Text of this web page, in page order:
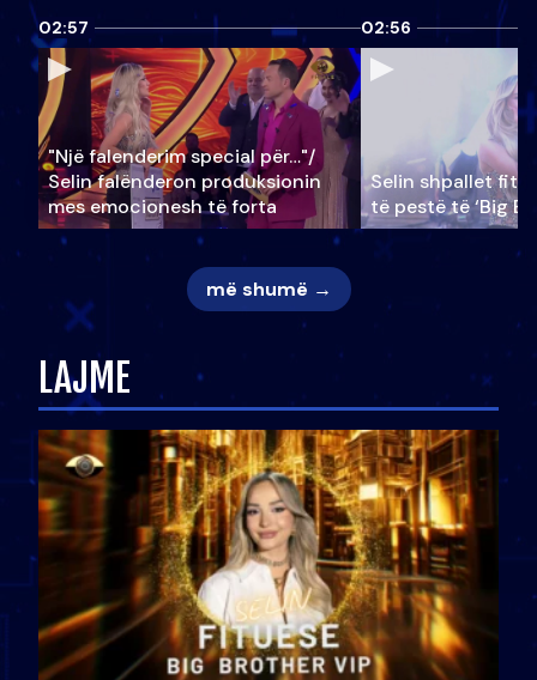
02:57
"Një falenderim special për…"/
Selin falënderon produksionin
mes emocionesh të forta
02:56
Selin shpallet
të pestë të ‘Big
më shumë →
LAJME